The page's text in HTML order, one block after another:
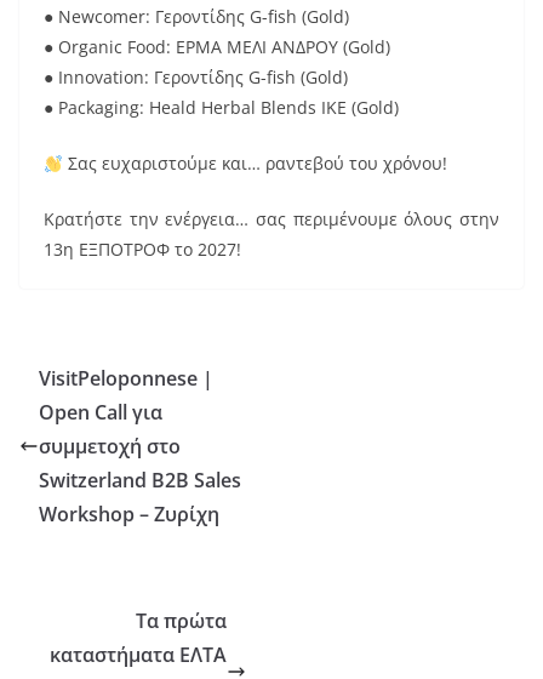
● Newcomer: Γεροντίδης G-fish (Gold)
● Organic Food: ΕΡΜΑ ΜΕΛΙ ΑΝΔΡΟΥ (Gold)
● Innovation: Γεροντίδης G-fish (Gold)
● Packaging: Heald Herbal Blends IKE (Gold)
Σας ευχαριστούμε και… ραντεβού του χρόνου!
Κρατήστε την ενέργεια… σας περιμένουμε όλους στην
13η ΕΞΠΟΤΡΟΦ το 2027!
VisitPeloponnese |
Open Call για
συμμετοχή στο
Switzerland B2B Sales
Workshop – Ζυρίχη
Τα πρώτα
καταστήματα ΕΛΤΑ